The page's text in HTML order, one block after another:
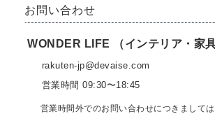
お問い合わせ
WONDER LIFE （インテリア・家具
rakuten-jp@devaise.com
営業時間 09:30〜18:45
営業時間外でのお問い合わせにつきまして